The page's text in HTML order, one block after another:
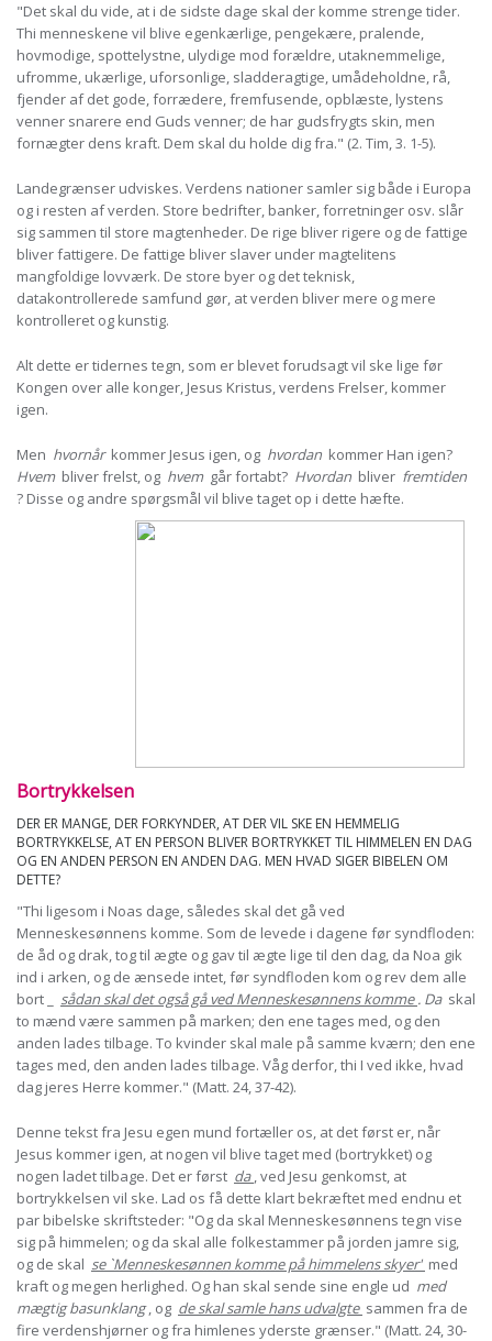
"Det skal du vide, at i de sidste dage skal der komme strenge tider.
Thi menneskene vil blive egenkærlige, pengekære, pralende,
hovmodige, spottelystne, ulydige mod forældre, utaknemmelige,
ufromme, ukærlige, uforsonlige, sladderagtige, umådeholdne, rå,
fjender af det gode, forrædere, fremfusende, opblæste, lystens
venner snarere end Guds venner; de har gudsfrygts skin, men
fornægter dens kraft. Dem skal du holde dig fra." (2. Tim, 3. 1-5).
Landegrænser udviskes. Verdens nationer samler sig både i Europa
og i resten af verden. Store bedrifter, banker, forretninger osv. slår
sig sammen til store magtenheder. De rige bliver rigere og de fattige
bliver fattigere. De fattige bliver slaver under magtelitens
mangfoldige lovværk. De store byer og det teknisk,
datakontrollerede samfund gør, at verden bliver mere og mere
kontrolleret og kunstig.
Alt dette er tidernes tegn, som er blevet forudsagt vil ske lige før
Kongen over alle konger, Jesus Kristus, verdens Frelser, kommer
igen.
Men hvornår kommer Jesus igen, og hvordan kommer Han igen?
Hvem bliver frelst, og hvem går fortabt? Hvordan bliver fremtiden
? Disse og andre spørgsmål vil blive taget op i dette hæfte.
Bortrykkelsen
DER ER MANGE, DER FORKYNDER, AT DER VIL SKE EN HEMMELIG
BORTRYKKELSE, AT EN PERSON BLIVER BORTRYKKET TIL HIMMELEN EN DAG
OG EN ANDEN PERSON EN ANDEN DAG. MEN HVAD SIGER BIBELEN OM
DETTE?
"Thi ligesom i Noas dage, således skal det gå ved
Menneskesønnens komme. Som de levede i dagene før syndfloden:
de åd og drak, tog til ægte og gav til ægte lige til den dag, da Noa gik
ind i arken, og de ænsede intet, før syndfloden kom og rev dem alle
bort _ sådan skal det også gå ved Menneskesønnens komme. Da skal
to mænd være sammen på marken; den ene tages med, og den
anden lades tilbage. To kvinder skal male på samme kværn; den ene
tages med, den anden lades tilbage. Våg derfor, thi I ved ikke, hvad
dag jeres Herre kommer." (Matt. 24, 37-42).
Denne tekst fra Jesu egen mund fortæller os, at det først er, når
Jesus kommer igen, at nogen vil blive taget med (bortrykket) og
nogen ladet tilbage. Det er først da, ved Jesu genkomst, at
bortrykkelsen vil ske. Lad os få dette klart bekræftet med endnu et
par bibelske skriftsteder: "Og da skal Menneskesønnens tegn vise
sig på himmelen; og da skal alle folkestammer på jorden jamre sig,
og de skal se `Menneskesønnen komme på himmelens skyer' med
kraft og megen herlighed. Og han skal sende sine engle ud med
mægtig basunklang, og de skal samle hans udvalgte sammen fra de
fire verdenshjørner og fra himlenes yderste grænser." (Matt. 24, 30-